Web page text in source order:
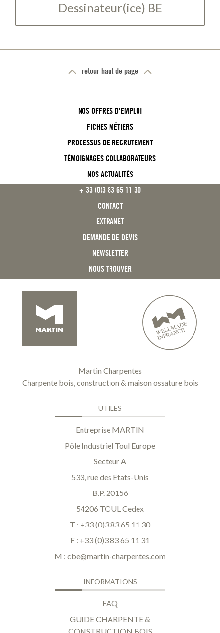
Dessinateur(ice) BE
retour haut de page
NOS OFFRES D'EMPLOI
FICHES MÉTIERS
PROCESSUS DE RECRUTEMENT
TÉMOIGNAGES COLLABORATEURS
NOS ACTUALITÉS
FOOTER CAREER+ 33 (0)3 83 65 11 30
CONTACT
EXTRANET
DEMANDE DE DEVIS
NEWSLETTER
NOUS TROUVER
Martin Charpentes
Charpente bois, construction & maison ossature bois
UTILES
Entreprise MARTIN
Pôle Industriel Toul Europe
Secteur A
533, rue des Etats-Unis
B.P. 20156
54206 TOUL Cedex
T : +33 (0)3 83 65 11 30
F : +33 (0)3 83 65 11 31
M : cbe@martin-charpentes.com
INFORMATIONS
FAQ
GUIDE CHARPENTE &
CONSTRUCTION BOIS